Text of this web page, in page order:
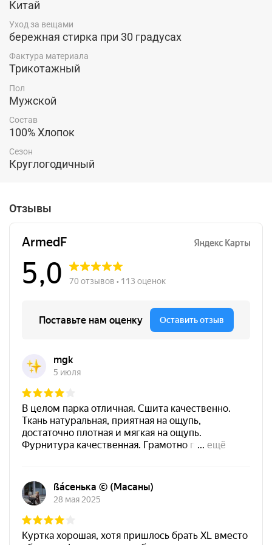
образ. Лонгслив можно надеть в качестве
самостоятельной вещи, либо в качестве нижнего слоя
для создания многослойного образа. Легко сочетается
с брюками и джинсами, кроссовками, кедами и
туфлями. Такой лонгслив станет отличной
составляющей вашего гардероба.
Китай
Уход за вещами
бережная стирка при 30 градусах
Фактура материала
Трикотажный
Пол
Мужской
Состав
100% Хлопок
Сезон
Круглогодичный
Отзывы